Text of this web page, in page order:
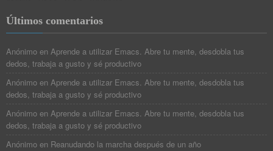
Últimos comentarios
Anónimo en Aprende a utilizar Emacs. Abre tu mente, desdobla tus
dedos, trabaja a gusto y sé productivo
Anónimo en Aprende a utilizar Emacs. Abre tu mente, desdobla tus
dedos, trabaja a gusto y sé productivo
Anónimo en Aprende a utilizar Emacs. Abre tu mente, desdobla tus
dedos, trabaja a gusto y sé productivo
Anónimo en Reanudando la marcha después de un año